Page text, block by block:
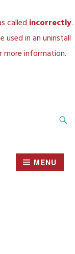
called incorrectly.
in an uninstall
more information.
MENU